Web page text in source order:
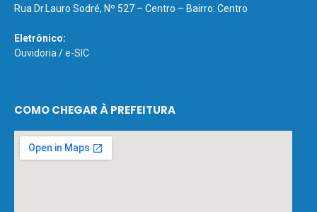
Rua Dr.Lauro Sodré, Nº 527 – Centro – Bairro: Centro
Eletrônico:
Ouvidoria /e-SIC
COMO CHEGAR À PREFEITURA